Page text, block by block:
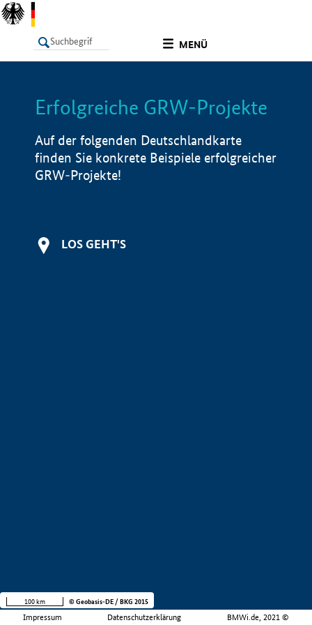
MENÜ
LISTE Info
Erfolgreiche GRW-Projekte
Auf der folgenden Deutschlandkarte
finden Sie konkrete Beispiele erfolgreicher
GRW-Projekte!
LOS GEHT'S
Impressum Datenschutzerklärung BMWi.de, 2021 ©
100 km © Geobasis-DE / BKG 2015